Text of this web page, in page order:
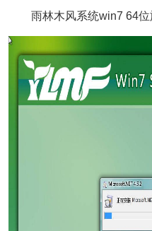
雨林木风系统win7 64位